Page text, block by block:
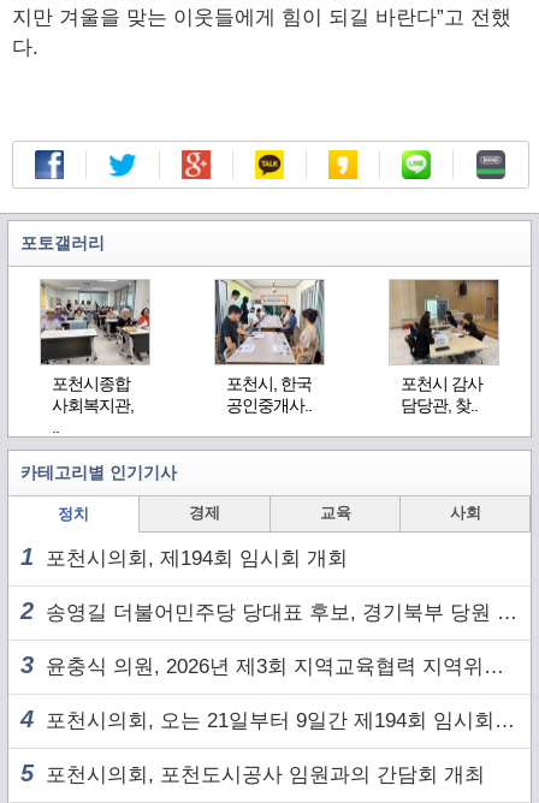
지만 겨울을 맞는 이웃들에게 힘이 되길 바란다”고 전했
다.
포토갤러리
포천시종합
사회복지관,
포천시, 한국
공인중개사..
포천시 감사
담당관, 찾..
카테고리별 인기기사
정치 경제 교육 사회
1 포천시의회, 제194회 임시회 개회
2 송영길 더불어민주당 당대표 후보, 경기북부 당원 및 2030 세대와 ‘소통 행보’
3 윤충식 의원, 2026년 제3회 지역교육협력 지역위원회 주재
4 포천시의회, 오는 21일부터 9일간 제194회 임시회 개회
5 포천시의회, 포천도시공사 임원과의 간담회 개최